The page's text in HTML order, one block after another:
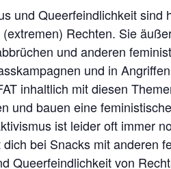
und Queerfeindlichkeit sind
Rechten. Sie
und anderen
und in
inhaltlich mit diesen
und bauen eine
ist leider oft immer
bei Snacks mit anderen
Queerfeindlichkeit von